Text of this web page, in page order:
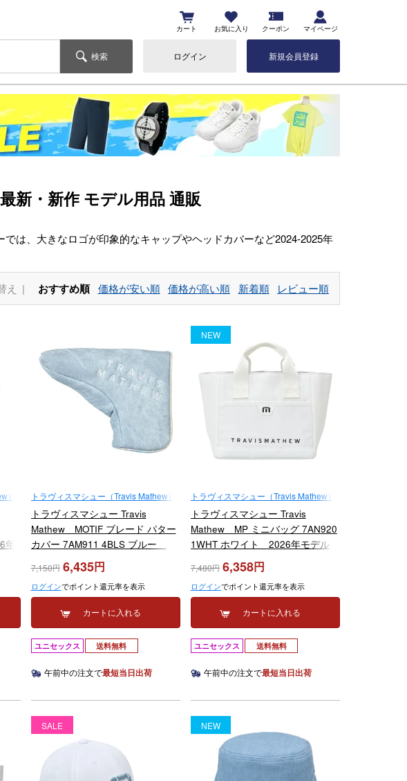
カート お気に入り クーポン マイページ
検索 ログイン 新規会員登録
新・新作 モデル用品 通販
は、大きなロゴが印象的なキャップやヘッドカバーなど2024-2025年
え おすすめ順 価格が安い順 価格が高い順 新着順 レビュー順
） トラヴィスマシュー（Travis Mathew）
トラヴィスマシュー Travis
Mathew MOTIF ブレード パター
カバー 7AM911 4BLS ブルー
2025年モデル
7,150 6,435
ログインでポイント還元率を表示
カートに入れる
ユニセックス 送料無料
午前中の注文で最短当日出荷
NEW
トラヴィスマシュー（Travis Mathew）
トラヴィスマシュー Travis
Mathew MP ミニバッグ 7AN920
1WHT ホワイト 2026年モデル
7,480 6,358
ログインでポイント還元率を表示
カートに入れる
ユニセックス 送料無料
午前中の注文で最短当日出荷
SALE NEW